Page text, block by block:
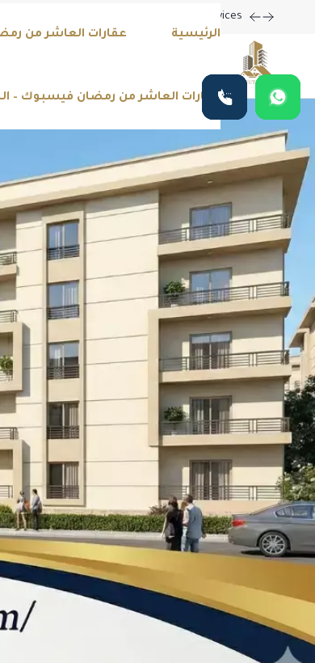
Our Latest Listings and Personalized Services!
الرئيسية عقارات العاشر من
عقارات العاشر من رمضان فيسبوك –